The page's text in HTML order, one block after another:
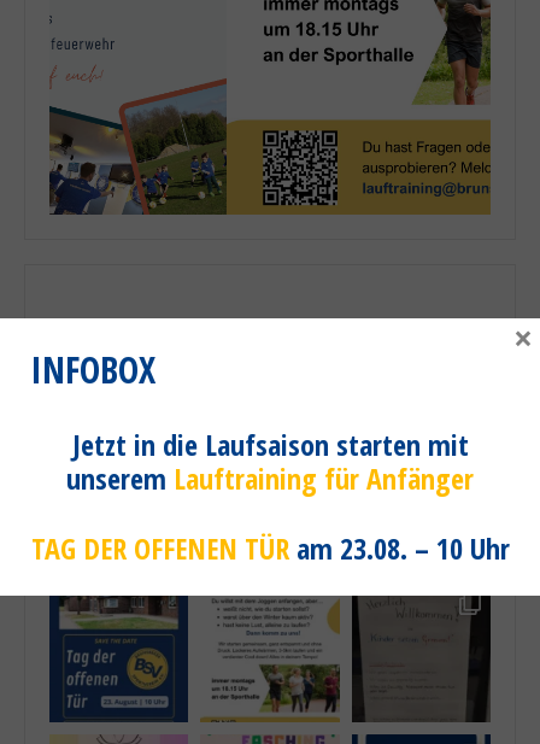
brunsbeker_sportverein
Der Sportverein im Herzen von Brunsbek in S-H!
INFOBOX
Jetzt in die Laufsaison starten mit
unserem Lauftraining für Anfänger
TAG DER OFFENEN TÜRam 23.08. – 10 Uhr
×